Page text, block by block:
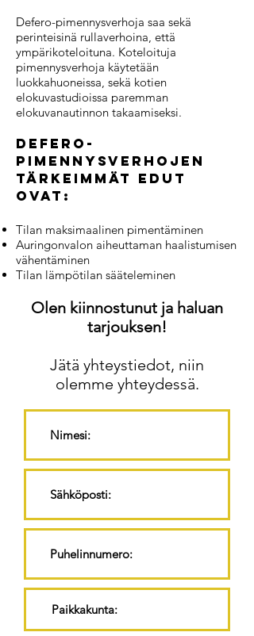
Defero-pimennysverhoja saa sekä
perinteisinä rullaverhoina, että
ympärikoteloituna. Koteloituja
pimennysverhoja käytetään
luokkahuoneissa, sekä kotien
elokuvastudioissa paremman
elokuvanautinnon takaamiseksi.
Defero-
pimennysverhojen
tärkeimmät edut
ovat:
Tilan maksimaalinen pimentäminen
Auringonvalon aiheuttaman haalistumisen
vähentäminen
Tilan lämpötilan sääteleminen
Olen kiinnostunut ja haluan
tarjouksen!
Jätä yhteystiedot, niin
olemme yhteydessä.